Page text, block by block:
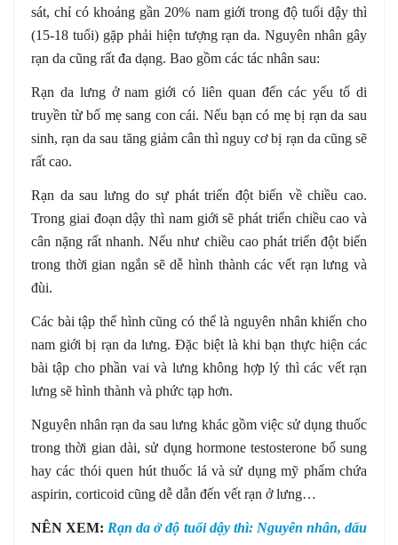
sát, chỉ có khoảng gần 20% nam giới trong độ tuổi dậy thì
(15-18 tuổi) gặp phải hiện tượng rạn da. Nguyên nhân gây
rạn da cũng rất đa dạng. Bao gồm các tác nhân sau:
Rạn da lưng ở nam giới có liên quan đến các yếu tố di
truyền từ bố mẹ sang con cái. Nếu bạn có mẹ bị rạn da sau
sinh, rạn da sau tăng giảm cân thì nguy cơ bị rạn da cũng sẽ
rất cao.
Rạn da sau lưng do sự phát triển đột biến về chiều cao.
Trong giai đoạn dậy thì nam giới sẽ phát triển chiều cao và
cân nặng rất nhanh. Nếu như chiều cao phát triển đột biến
trong thời gian ngắn sẽ dễ hình thành các vết rạn lưng và
đùi.
Các bài tập thể hình cũng có thể là nguyên nhân khiến cho
nam giới bị rạn da lưng. Đặc biệt là khi bạn thực hiện các
bài tập cho phần vai và lưng không hợp lý thì các vết rạn
lưng sẽ hình thành và phức tạp hơn.
Nguyên nhân rạn da sau lưng khác gồm việc sử dụng thuốc
trong thời gian dài, sử dụng hormone testosterone bổ sung
hay các thói quen hút thuốc lá và sử dụng mỹ phẩm chứa
aspirin, corticoid cũng dễ dẫn đến vết rạn ở lưng…
NÊN XEM: Rạn da ở độ tuổi dậy thì: Nguyên nhân, dấu